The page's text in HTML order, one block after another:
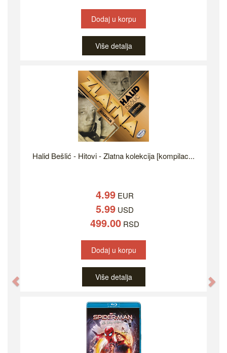
Dodaj u korpu
Više detalja
Halid Bešlić - Hitovi - Zlatna kolekcija [kompilac...
4.99 EUR
5.99 USD
499.00 RSD
Dodaj u korpu
Više detalja